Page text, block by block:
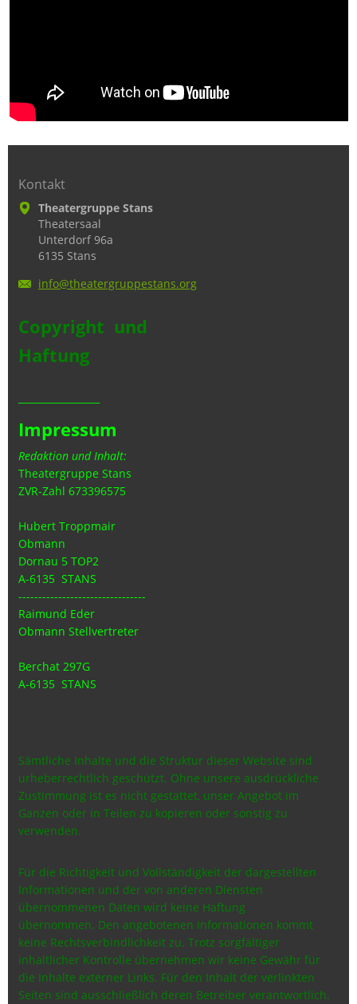
Kontakt
Theatergruppe Stans
Theatersaal
Unterdorf 96a
6135 Stans
info@theatergruppestans.org
Copyright und
Haftung
Impressum
Redaktion und Inhalt:
Theatergruppe Stans
ZVR-Zahl 673396575
Hubert Troppmair
Obmann
Dornau 5 TOP2
A-6135 STANS
--------------------------------
Raimund Eder
Obmann Stellvertreter
Berchat 297G
A-6135 STANS
Sämtliche Inhalte und die Struktur dieser Website sind
urheberrechtlich geschützt. Ohne unsere ausdrückliche
Zustimmung ist es nicht gestattet, unser Angebot im
Ganzen oder in Teilen zu kopieren oder sonstig zu
verwenden.
Für die Richtigkeit und Vollständigkeit der dargestellten
Informationen und der von anderen Diensten
übernommenen Daten wird keine Haftung
übernommen. Den angebotenen Informationen kommt
keine Rechtsverbindlichkeit zu. Trotz sorgfältiger
inhaltlicher Kontrolle übernehmen wir keine Gewähr für
die Inhalte externer Links. Für den Inhalt der verlinkten
Seiten sind ausschließlich deren Betreiber verantwortlich.